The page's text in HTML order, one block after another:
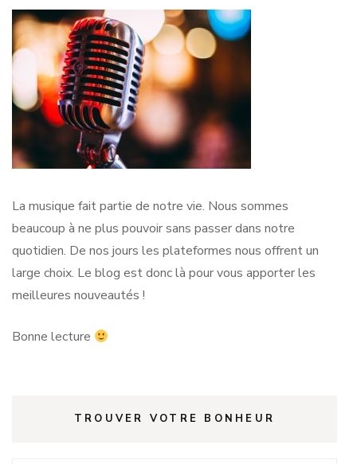
La musique fait partie de notre vie. Nous sommes
beaucoup à ne plus pouvoir sans passer dans notre
quotidien. De nos jours les plateformes nous offrent un
large choix. Le blog est donc là pour vous apporter les
meilleures nouveautés !
Bonne lecture
TROUVER VOTRE BONHEUR